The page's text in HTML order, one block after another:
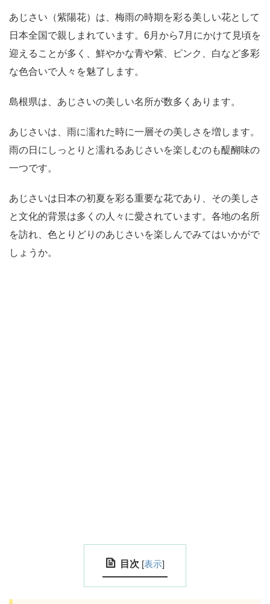
あじさい（紫陽花）は、梅雨の時期を彩る美しい花として
日本全国で親しまれています。6月から7月にかけて見頃を
迎えることが多く、鮮やかな青や紫、ピンク、白など多彩
な色合いで人々を魅了します。
島根県は、あじさいの美しい名所が数多くあります。
あじさいは、雨に濡れた時に一層その美しさを増します。
雨の日にしっとりと濡れるあじさいを楽しむのも醍醐味の
一つです。
あじさいは日本の初夏を彩る重要な花であり、その美しさ
と文化的背景は多くの人々に愛されています。各地の名所
を訪れ、色とりどりのあじさいを楽しんでみてはいかがで
しょうか。
目次 [表示]